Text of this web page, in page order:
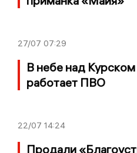
27/07 07:29
В небе над
работает ПВО
22/07 14:24
Продали